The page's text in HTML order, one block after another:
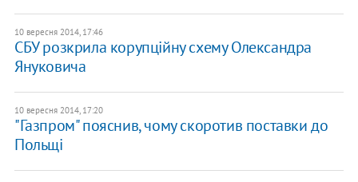
10 вересня 2014, 17:46
СБУ розкрила корупційну схему Олександра
Януковича
10 вересня 2014, 17:20
"Газпром" пояснив, чому скоротив поставки до
Польщі